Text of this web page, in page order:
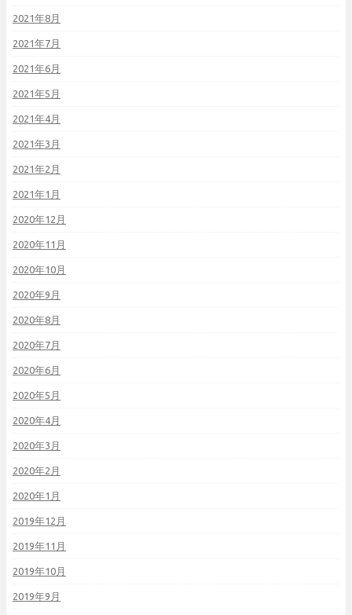
2021年8月
2021年7月
2021年6月
2021年5月
2021年4月
2021年3月
2021年2月
2021年1月
2020年12月
2020年11月
2020年10月
2020年9月
2020年8月
2020年7月
2020年6月
2020年5月
2020年4月
2020年3月
2020年2月
2020年1月
2019年12月
2019年11月
2019年10月
2019年9月